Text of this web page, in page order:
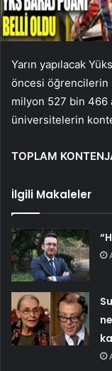
Yarın yapılacak
öncesi öğrencilerin
milyon 527 bin 466
üniversitelerin
TOPLAM
İlgili Makaleler